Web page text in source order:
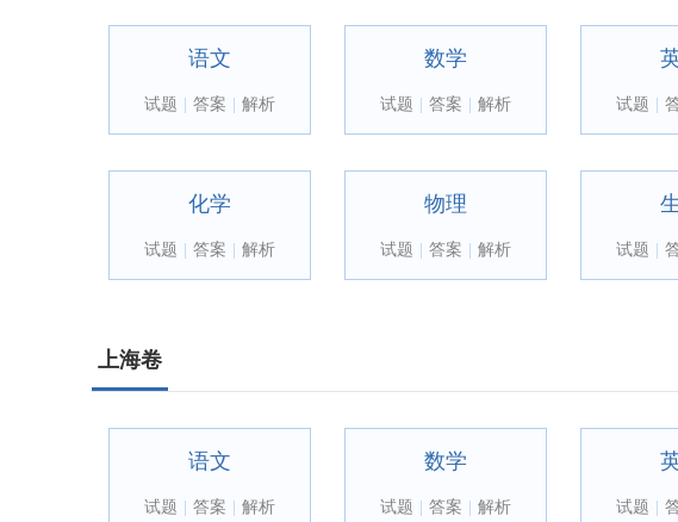
语文
试题 答案 解析
数学
试题 答案 解析 试题
化学
试题 答案 解析
物理
试题 答案 解析 试题
上海卷
语文
试题 答案 解析
数学
试题 答案 解析 试题